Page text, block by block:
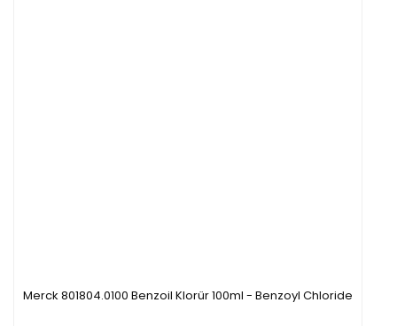
Merck 801804.0100 Benzoil Klorür 100ml - Benzoyl Chloride